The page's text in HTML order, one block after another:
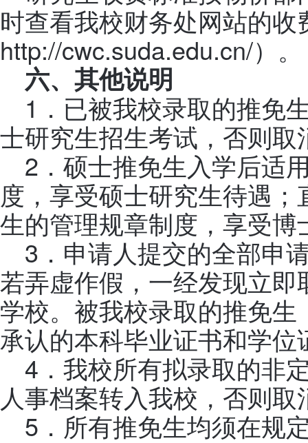
时查看我校财务处网站的
http://cwc.suda.edu.cn/）。
六、其他说明
1．已被我校录取的推免
士研究生招生考试，否则
2．硕士推免生入学后适
度，享受硕士研究生待遇
生的管理规章制度，享受
3．申请人提交的全部申
若弄虚作假，一经发现立
学校。被我校录取的推免
承认的本科毕业证书和学
4．我校所有拟录取的非
人事档案转入我校，否则
5．所有推免生均须在规